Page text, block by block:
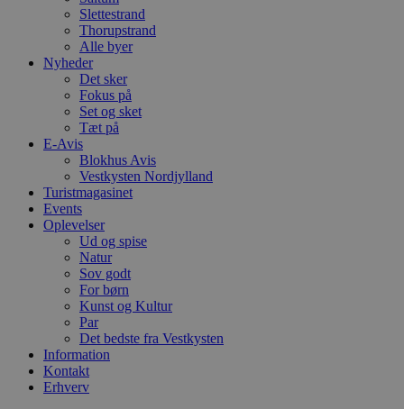
Slettestrand
Thorupstrand
Alle byer
Nyheder
Det sker
Fokus på
Set og sket
Tæt på
E-Avis
Blokhus Avis
Vestkysten Nordjylland
Turistmagasinet
Events
Oplevelser
Ud og spise
Natur
Sov godt
For børn
Kunst og Kultur
Par
Det bedste fra Vestkysten
Information
Kontakt
Erhverv